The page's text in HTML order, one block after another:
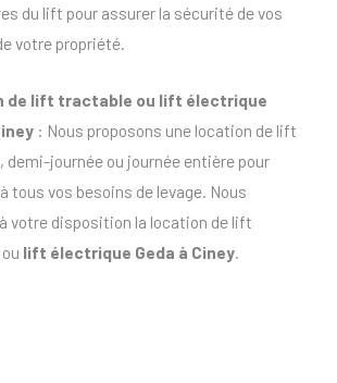
du lift pour assurer la sécurité de vos
votre propriété.
de lift tractable ou lift électrique
: Nous proposons une location de lift
demi-journée ou journée entière pour
tous vos besoins de levage. Nous
votre disposition la location de lift
lift électrique Geda à Ciney.